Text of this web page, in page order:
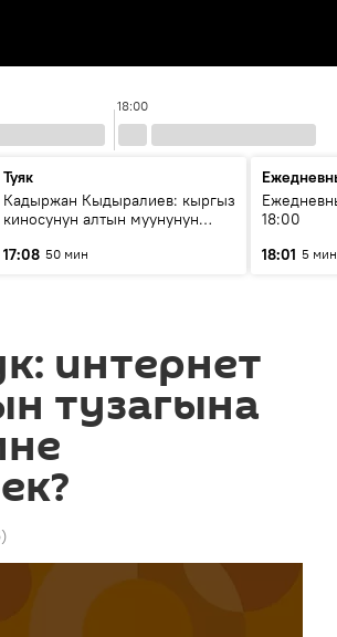
18:00
Туяк
Кадыржан Кыдыралиев: кыргыз
киносунун алтын муунунун
17:08 50 мин
18:00
18:01 5 мин
интернет
тузагына
)